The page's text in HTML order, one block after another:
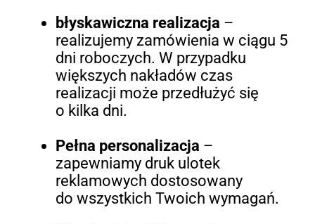
błyskawiczna realizacja –
realizujemy zamówienia w ciągu 5
dni roboczych. W przypadku
większych nakładów czas
realizacji może przedłużyć się
o kilka dni.
Pełna personalizacja –
zapewniamy druk ulotek
reklamowych dostosowany
do wszystkich Twoich wymagań.